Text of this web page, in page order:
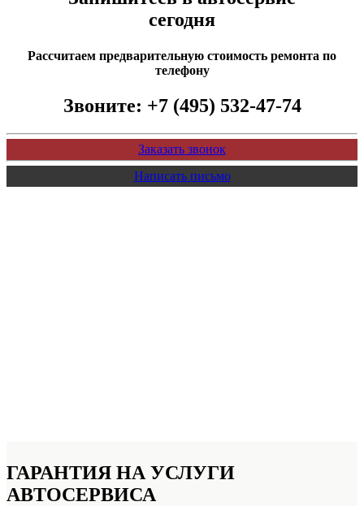
сегодня
Рассчитаем предварительную стоимость ремонта по
телефону
Звоните: +7 (495) 532-47-74
Заказать звонок
Написать письмо
ГАРАНТИЯ НА УСЛУГИ
АВТОСЕРВИСА